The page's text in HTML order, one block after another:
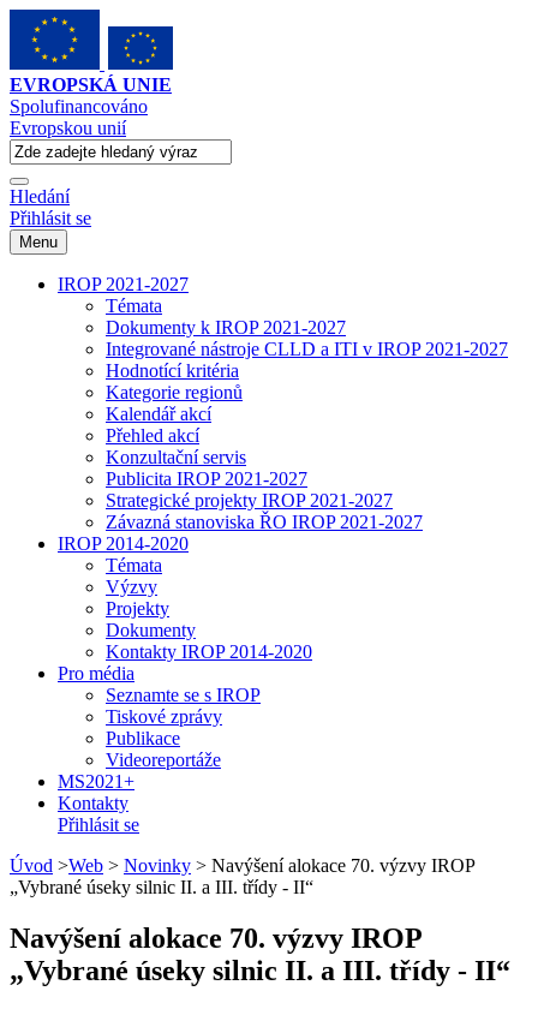
EVROPSKÁ UNIE
Spolufinancováno
Evropskou unií
Hledání
Přihlásit se
Menu
IROP 2021-2027
Témata
Dokumenty k IROP 2021-2027
Integrované nástroje CLLD a ITI v IROP 2021-2027
Hodnotící kritéria
Kategorie regionů
Kalendář akcí
Přehled akcí
Konzultační servis
Publicita IROP 2021-2027
Strategické projekty IROP 2021-2027
Závazná stanoviska ŘO IROP 2021-2027
IROP 2014-2020
Témata
Výzvy
Projekty
Dokumenty
Kontakty IROP 2014-2020
Pro média
Seznamte se s IROP
Tiskové zprávy
Publikace
Videoreportáže
MS2021+
Kontakty
Přihlásit se
Úvod >Web > Novinky > Navýšení alokace 70. výzvy IROP
„Vybrané úseky silnic II. a III. třídy - II“
Navýšení alokace 70. výzvy IROP
„Vybrané úseky silnic II. a III. třídy - II“